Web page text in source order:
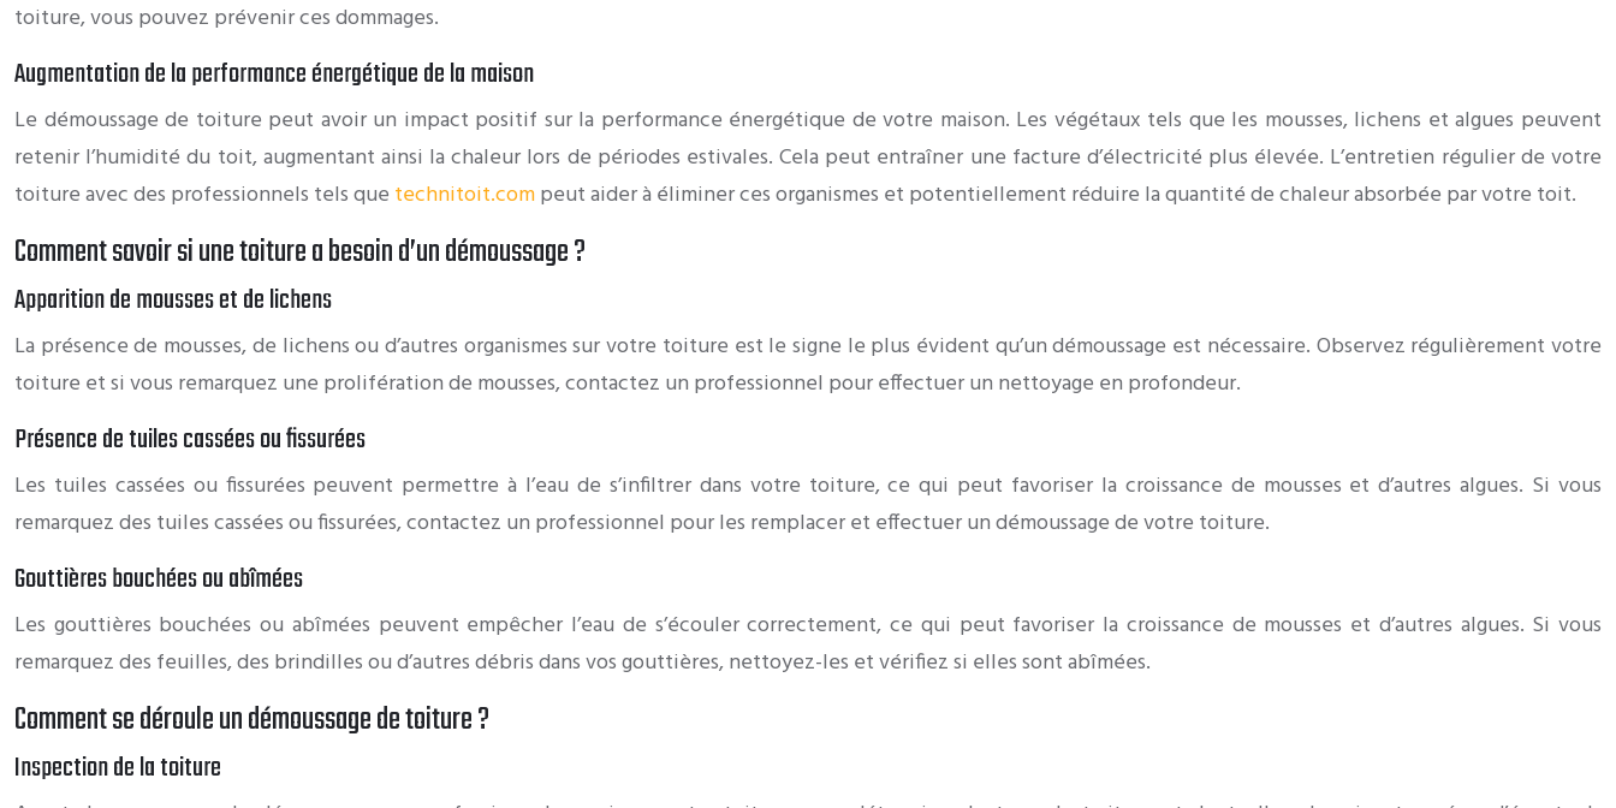
toiture, vous pouvez prévenir ces dommages.
Augmentation de la performance énergétique de la maison
Le démoussage de toiture peut avoir un impact positif sur la performance énergétique de votre maison. Les végétaux tels que les mousses, lichens et algues peuvent
retenir l’humidité du toit, augmentant ainsi la chaleur lors de périodes estivales. Cela peut entraîner une facture d’électricité plus élevée. L’entretien régulier de votre
toiture avec des professionnels tels que technitoit.compeut aider à éliminer ces organismes et potentiellement réduire la quantité de chaleur absorbée par votre toit.
Comment savoir si une toiture a besoin d’un démoussage ?
Apparition de mousses et de lichens
La présence de mousses, de lichens ou d’autres organismes sur votre toiture est le signe le plus évident qu’un démoussage est nécessaire. Observez régulièrement votre
toiture et si vous remarquez une prolifération de mousses, contactez un professionnel pour effectuer un nettoyage en profondeur.
Présence de tuiles cassées ou fissurées
Les tuiles cassées ou fissurées peuvent permettre à l’eau de s’infiltrer dans votre toiture, ce qui peut favoriser la croissance de mousses et d’autres algues. Si vous
remarquez des tuiles cassées ou fissurées, contactez un professionnel pour les remplacer et effectuer un démoussage de votre toiture.
Gouttières bouchées ou abîmées
Les gouttières bouchées ou abîmées peuvent empêcher l’eau de s’écouler correctement, ce qui peut favoriser la croissance de mousses et d’autres algues. Si vous
remarquez des feuilles, des brindilles ou d’autres débris dans vos gouttières, nettoyez-les et vérifiez si elles sont abîmées.
Comment se déroule un démoussage de toiture ?
Inspection de la toiture